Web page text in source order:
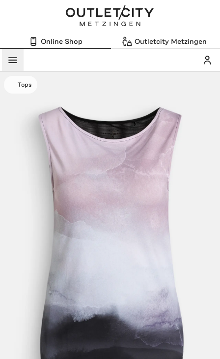
Online Shop Outletcity Metzingen
Menü
Tops